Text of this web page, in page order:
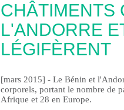
e
n
u
F
CHÂTIMENTS
L'ANDORRE
LÉGIFÈRENT
[mars 2015] - Le Bénin et
corporels, portant le nombre de
Afrique et 28 en Europe.